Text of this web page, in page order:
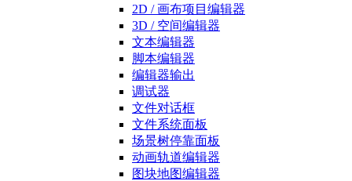
2D / 画布项目编辑器
3D / 空间编辑器
文本编辑器
脚本编辑器
编辑器输出
调试器
文件对话框
文件系统面板
场景树停靠面板
动画轨道编辑器
图块地图编辑器